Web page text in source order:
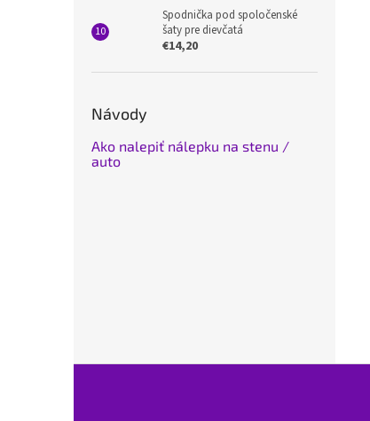
Spodnička pod spoločenské
šaty pre dievčatá
€14,20
Návody
Ako nalepiť nálepku na stenu /
auto